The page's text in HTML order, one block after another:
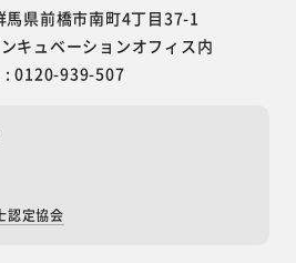
県前橋市南町4丁目37-1
キュベーションオフィス内
: 0120-939-507
認定協会